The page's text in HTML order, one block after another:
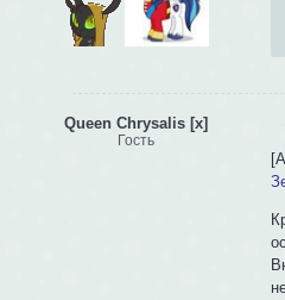
Queen Chrysalis [x]
Гость